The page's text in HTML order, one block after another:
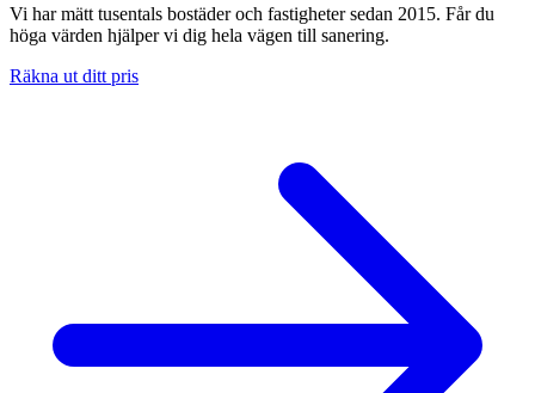
Vi har mätt tusentals bostäder och fastigheter sedan 2015. Får du
höga värden hjälper vi dig hela vägen till sanering.
Räkna ut ditt pris